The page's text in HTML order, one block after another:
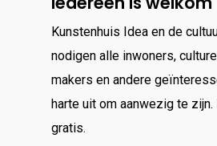
Kunstenhuis Idea en de
nodigen alle inwoners,
makers en andere
harte uit om aanwezig te
gratis.